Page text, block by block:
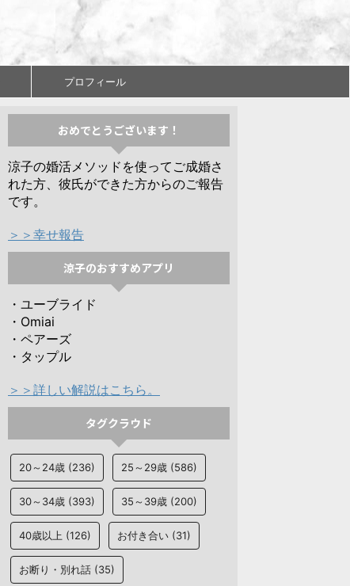
プロフィール
おめでとうございます！
涼子の婚活メソッドを使ってご成婚さ
れた方、彼氏ができた方からのご報告
です。
＞＞幸せ報告
涼子のおすすめアプリ
・ユーブライド
・Omiai
・ペアーズ
・タップル
＞＞詳しい解説はこちら。
タグクラウド
20～24歳 (236) 25～29歳 (586)
30～34歳 (393) 35～39歳 (200)
40歳以上 (126) お付き合い (31)
お断り・別れ話 (35)